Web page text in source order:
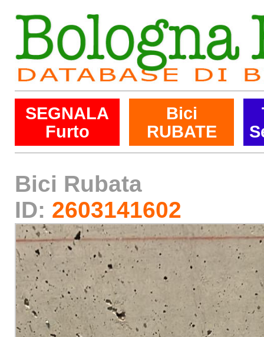
SEGNALA
Furto
Bici
RUBATE
Bici Rubata
ID: 2603141602